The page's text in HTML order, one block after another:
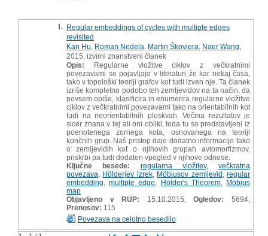
1. Regular embeddings of cycles with multiple edges
revisited
Kan Hu Roman Nedela Martin Škoviera Naer Wang
2015, izvirni znanstveni članek
Opis: Regularne vložitve ciklov z večkratnimi
povezavami se pojavljajo v literaturi že kar nekaj časa,
tako v topološki teoriji grafov kot tudi izven nje. Ta članek
izriše kompletno podobo teh zemljevidov na ta način, da
povsem opiše, klasificira in enumerira regularne vložitve
ciklov z večkratnimi povezavami tako na orientabilnih kot
tudi na neorientabilnih ploskvah. Večina rezultatov je
sicer znana v tej ali oni obliki, toda tu so predstavljeni iz
poenotenega zornega kota, osnovanega na teoriji
končnih grup. Naš pristop daje dodatno informacijo tako
o zemljevidih kot o njihovih grupah avtomorfizmov,
priskrbi pa tudi dodaten vpogled v njihove odnose.
Ključne besede:
regularna vložitev, večkratna
povezava
Hölderjev izrek, Möbiusov zemljevid ,regular
embedding ,multiple edge Hölder's Theorem, Möbius
map
Objavljeno v RUP: 15.10.2015;Ogledov:
5694;
Prenosov: 115
Povezava na celotno besedilo